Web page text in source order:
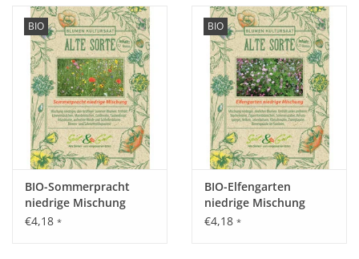
Gleichmäßig und breitwürfig ausbringen.
Saattiefe: 0,5 cm.
Standort:
Speziell für halbschattige und schattige Lagen. Keine
besonderen Ansprüche, normale Grunddüngung.
Ernte / Blüte:
Blütezeit ab Juni. Nacheinander abblühend für eine
BIO
BIO-Sommerpracht
niedrige Mischung
€4,18 *
BIO
BIO-Elfengarten
niedrige Mischung
€4,18 *